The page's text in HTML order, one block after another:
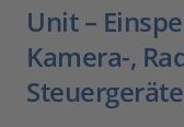
Unit –
Kamera-,
Steuergeräte